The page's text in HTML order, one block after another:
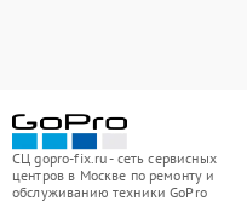
СЦ gopro-fix.ru - сеть сервисных
центров в Москве по ремонту и
обслуживанию техники GoPro